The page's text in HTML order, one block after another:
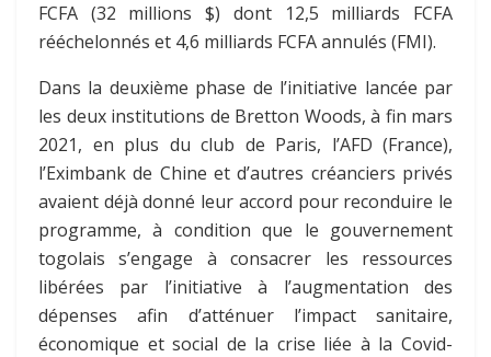
FCFA (32 millions $) dont 12,5 milliards FCFA
rééchelonnés et 4,6 milliards FCFA annulés (FMI).
Dans la deuxième phase de l’initiative lancée par
les deux institutions de Bretton Woods, à fin mars
2021, en plus du club de Paris, l’AFD (France),
l’Eximbank de Chine et d’autres créanciers privés
avaient déjà donné leur accord pour reconduire le
programme, à condition que le gouvernement
togolais s’engage à consacrer les ressources
libérées par l’initiative à l’augmentation des
dépenses afin d’atténuer l’impact sanitaire,
économique et social de la crise liée à la Covid-